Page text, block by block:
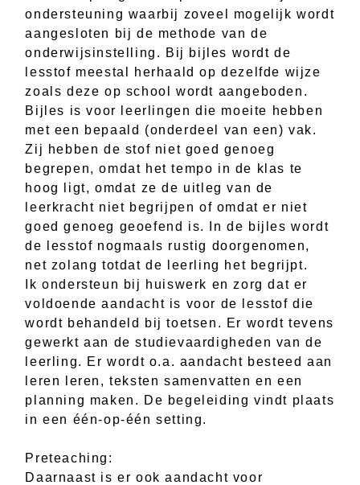
ondersteuning waarbij zoveel mogelijk wordt
aangesloten bij de methode van de
onderwijsinstelling. Bij bijles wordt de
lesstof meestal herhaald op dezelfde wijze
zoals deze op school wordt aangeboden.
Bijles is voor leerlingen die moeite hebben
met een bepaald (onderdeel van een) vak.
Zij hebben de stof niet goed genoeg
begrepen, omdat het tempo in de klas te
hoog ligt, omdat ze de uitleg van de
leerkracht niet begrijpen of omdat er niet
goed genoeg geoefend is. In de bijles wordt
de lesstof nogmaals rustig doorgenomen,
net zolang totdat de leerling het begrijpt.
Ik ondersteun bij huiswerk en zorg dat er
voldoende aandacht is voor de lesstof die
wordt behandeld bij toetsen. Er wordt tevens
gewerkt aan de studievaardigheden van de
leerling. Er wordt o.a. aandacht besteed aan
leren leren, teksten samenvatten en een
planning maken. De begeleiding vindt plaats
in een één-op-één setting.
Preteaching:
Daarnaast is er ook aandacht voor